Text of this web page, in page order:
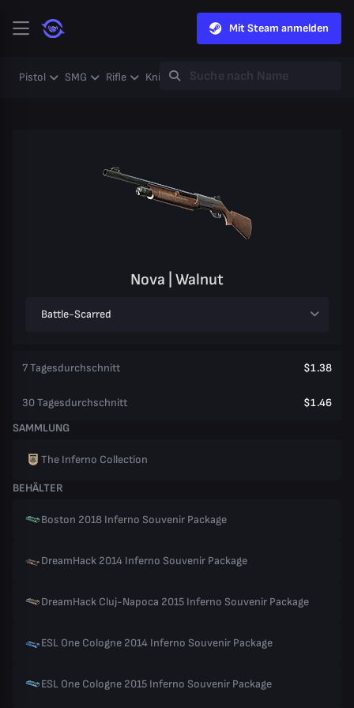
Mit Steam anmelden
Pistol SMG Rifle Knife Gloves Heavy
Nova | Walnut
Battle-Scarred
7 Tagesdurchschnitt $1.38
30 Tagesdurchschnitt
$1.46
SAMMLUNG
The Inferno Collection
BEHÄLTER
Boston 2018 Inferno Souvenir Package
DreamHack 2014 Inferno Souvenir Package
DreamHack Cluj-Napoca 2015 Inferno Souvenir Package
ESL One Cologne 2014 Inferno Souvenir Package
ESL One Cologne 2015 Inferno Souvenir Package